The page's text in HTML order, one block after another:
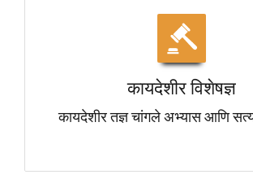
कायदेशीर विशेषज्ञ
कायदेशीर तज्ञ चांगले अभ्यास आणि